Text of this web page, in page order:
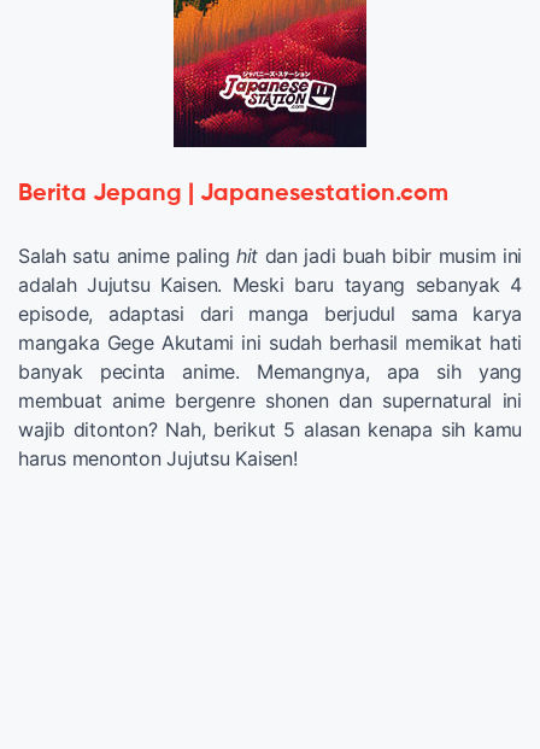
Berita Jepang | Japanesestation.com
Salah satu anime paling hit dan jadi buah bibir musim ini
adalah Jujutsu Kaisen. Meski baru tayang sebanyak 4
episode, adaptasi dari manga berjudul sama karya
mangaka Gege Akutami ini sudah berhasil memikat hati
banyak pecinta anime. Memangnya, apa sih yang
membuat anime bergenre shonen dan supernatural ini
wajib ditonton? Nah, berikut 5 alasan kenapa sih kamu
harus menonton Jujutsu Kaisen!